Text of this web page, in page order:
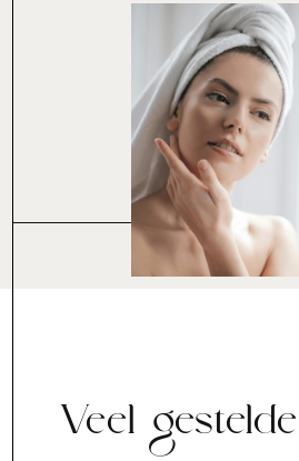
Veel